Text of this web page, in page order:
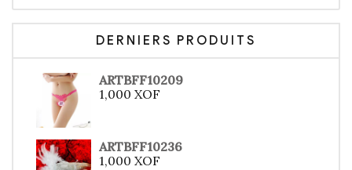
DERNIERS PRODUITS
ARTBFF10209
1,000 XOF
ARTBFF10236
1,000 XOF